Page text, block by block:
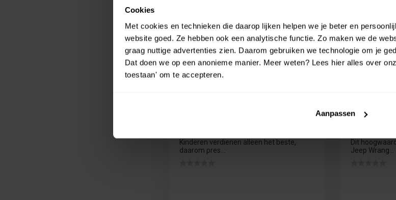
Cookies
Met cookies en technieken die daarop lijken helpen we je beter en
website goed. Ze hebben ook een analytische functie. Zo maken we de
graag nuttige advertenties zien. Daarom gebruiken we technologie om je
Dat doen we op een anonieme manier. Meer weten? Lees hier alles over
toestaan' om te accepteren.
Aanpassen
€ 7,99
€ 7,19
Kinderen verdienen alleen het beste,
daarom pres...
€ 12,99
€ 11,69
Maisto
1/27
Dit
Jeep Wrang...